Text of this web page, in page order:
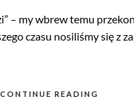
– my wbrew temu
czasu nosiliśmy się z
CONTINUE READING